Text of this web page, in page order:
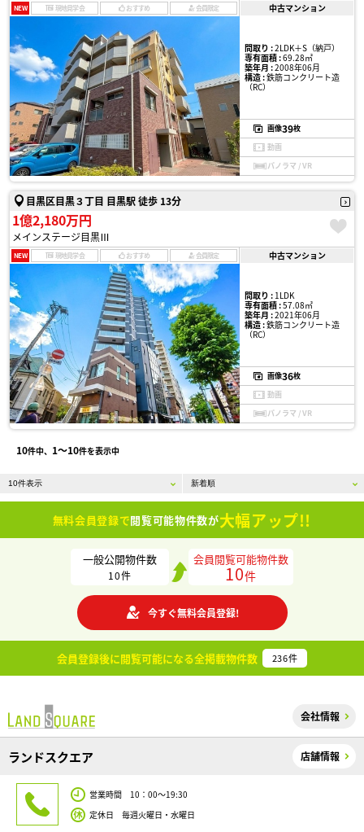
NEW 現地見学会 おすすめ 会員限定 中古マンション
間取り :2LDK＋S（納戸）
専有面積 :69.28㎡
築年月 :2008年06月
構造 :鉄筋コンクリート造
（RC）
画像39枚
動画
パノラマ / VR
目黒区目黒３丁目 目黒駅 徒歩 13分
1億2,180万円
メインステージ目黒Ⅲ
NEW 現地見学会 おすすめ 会員限定 中古マンション
間取り :1LDK
専有面積 :57.08㎡
築年月 :2021年06月
構造 :鉄筋コンクリート造
（RC）
画像36枚
動画
パノラマ / VR
10件中、 1〜10件を表示中
無料会員登録で閲覧可能物件数が大幅アップ!!
一般公開物件数
10件
会員閲覧可能物件数
10件
今すぐ無料会員登録!
会員登録後に閲覧可能になる全掲載物件数 236件
会社情報
ランドスクエア 店舗情報
営業時間 10：00～19:30
定休日 毎週火曜日・水曜日